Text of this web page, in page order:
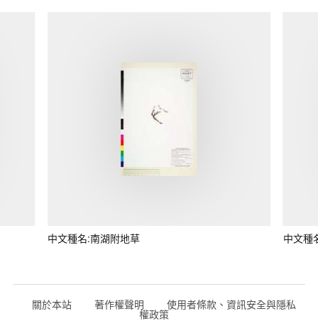
中文種名:南湖附地草 中文種
關於本站 著作權聲明 使用者條款、資訊安全與隱私
權政策